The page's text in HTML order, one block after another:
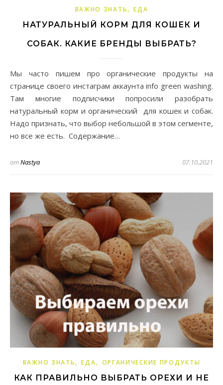
ВАЖНО ЗНАТЬ,ЕДА
НАТУРАЛЬНЫЙ КОРМ ДЛЯ КОШЕК И
СОБАК. КАКИЕ БРЕНДЫ ВЫБРАТЬ?
Мы часто пишем про органические продукты на
странице своего инстаграм аккаунта info green washing.
Там многие подписчики попросили разобрать
натуральный корм и органический для кошек и собак.
Надо признать, что выбор небольшой в этом сегменте,
но все же есть. Содержание…
отNastya 07.10.2021
ВАЖНО ЗНАТЬ,ЕДА, ОРГАНИЧЕСКИЕ ПРОДУКТЫ
КАК ПРАВИЛЬНО ВЫБРАТЬ ОРЕХИ И НЕ